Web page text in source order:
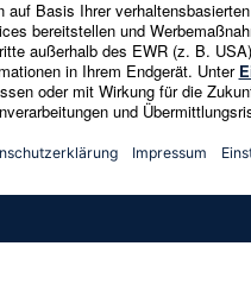
erhalten. Als Dankeschön
Eine Abmeldung ist